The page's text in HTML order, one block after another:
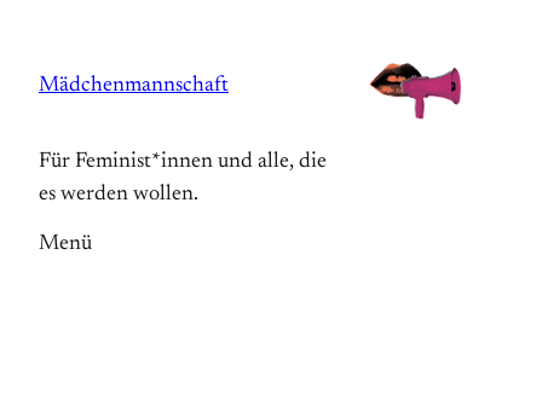
springen
Mädchenmannschaft
Für Feminist*innen und alle, die
es werden wollen.
Menü